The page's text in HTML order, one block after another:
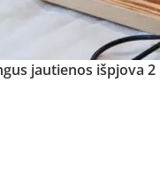
jautienos išpjova 2